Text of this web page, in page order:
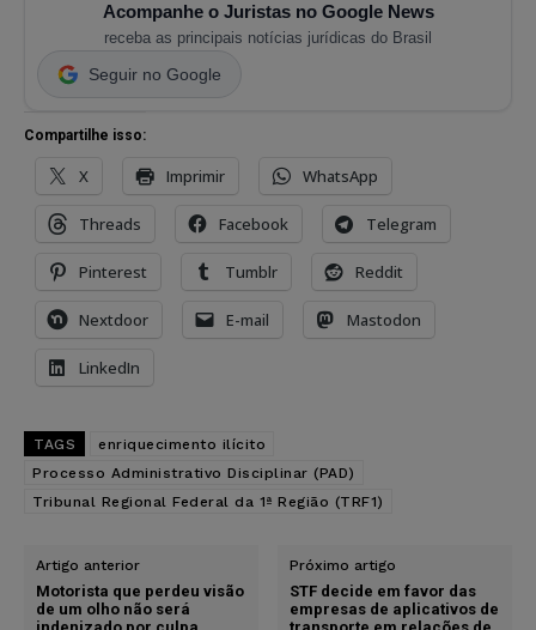
Acompanhe o Juristas no Google News
receba as principais notícias jurídicas do Brasil
Seguir no Google
Compartilhe isso:
X Imprimir WhatsApp
Threads Facebook Telegram
Pinterest Tumblr Reddit
Nextdoor E-mail Mastodon
LinkedIn
TAGS
enriquecimento ilícito
Processo Administrativo Disciplinar (PAD)
Tribunal Regional Federal da 1ª Região (TRF1)
Artigo anterior
Motorista que perdeu visão
de um olho não será
Próximo artigo
STF decide em favor das
empresas de aplicativos de